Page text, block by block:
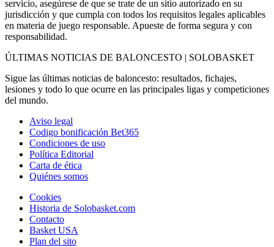
servicio, asegúrese de que se trate de un sitio autorizado en su
jurisdicción y que cumpla con todos los requisitos legales aplicables
en materia de juego responsable. Apueste de forma segura y con
responsabilidad.
ÚLTIMAS NOTICIAS DE BALONCESTO | SOLOBASKET
Sigue las últimas noticias de baloncesto: resultados, fichajes,
lesiones y todo lo que ocurre en las principales ligas y competiciones
del mundo.
Aviso legal
Codigo bonificación Bet365
Condiciones de uso
Política Editorial
Carta de ética
Quiénes somos
Cookies
Historia de Solobasket.com
Contacto
Basket USA
Plan del sito